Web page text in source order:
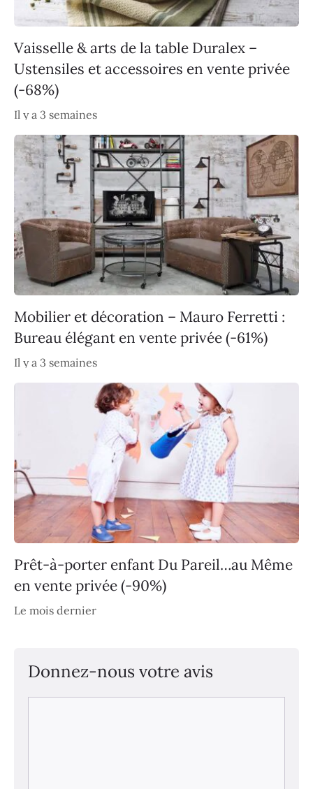
Vaisselle & arts de la table Duralex –
Ustensiles et accessoires en vente privée
(-68%)
Il y a 3 semaines
Mobilier et décoration – Mauro Ferretti :
Bureau élégant en vente privée (-61%)
Il y a 3 semaines
Prêt-à-porter enfant Du Pareil…au Même
en vente privée (-90%)
Le mois dernier
Donnez-nous votre avis